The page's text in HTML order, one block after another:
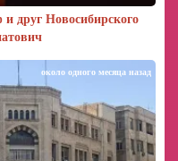
друг Новосибирского
около одного месяца назад